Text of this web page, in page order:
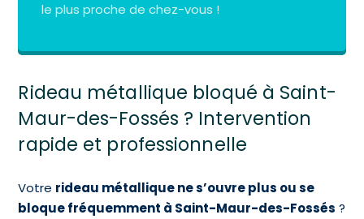
le plus proche de chez-vous !
Rideau métallique bloqué à Saint-
Maur-des-Fossés ? Intervention
rapide et professionnelle
Votre rideau métallique ne s’ouvre plus ou se
bloque fréquemment à Saint-Maur-des-Fossés ?